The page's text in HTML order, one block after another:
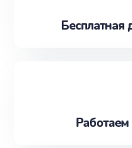
Бесплатная